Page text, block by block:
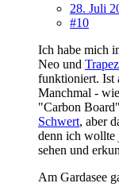
28. Juli
#10
Ich habe mich
Neo und Trapez
funktioniert. Ist
Manchmal -
"Carbon
Schwert, aber
denn ich wollte
sehen und
Am Gardasee